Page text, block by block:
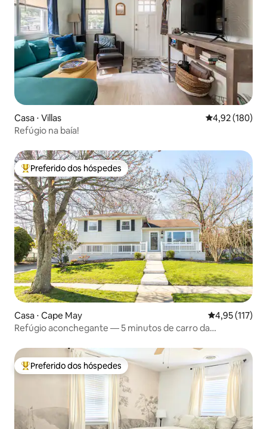
Casa ⋅ Villas 4,92 de uma
4,92 (180)
Refúgio na baía!
Entre os melhores preferidos dos hóspedes
Preferido dos hóspedes
Casa ⋅ Cape May 4,95 de uma
4,95 (117)
Refúgio aconchegante — 5 minutos de carro da
Entre os melhores preferidos dos hóspedes
Preferido dos hóspedes